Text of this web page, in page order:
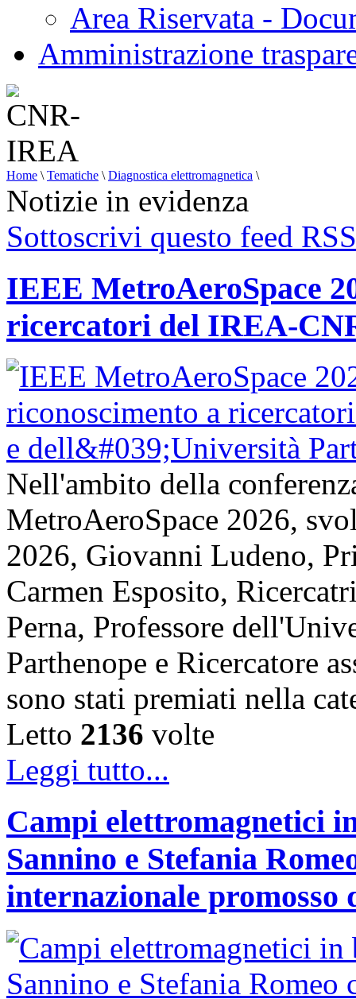
Area Riservata -
Amministrazione
Home \ Tematiche \ Diagnostica elettromagnetica \
Notizie in evidenza
Sottoscrivi questo feed RSS
IEEE MetroAeroSpace
ricercatori del IREA-
Nell'ambito della
MetroAeroSpace 2026,
2026, Giovanni Ludeno,
Carmen Esposito,
Perna, Professore
Parthenope e Ricercatore
sono stati premiati nella
Letto 2136 volte
Leggi tutto...
Campi elettromagnetici
Sannino e Stefania
internazionale promosso